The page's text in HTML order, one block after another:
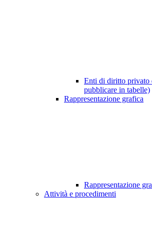
Enti di diritto privato
pubblicare in tabelle)
Rappresentazione grafica
Rappresentazione
Attività e procedimenti